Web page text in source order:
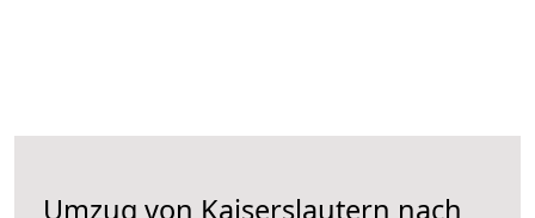
Umzug von Kaiserslautern nach